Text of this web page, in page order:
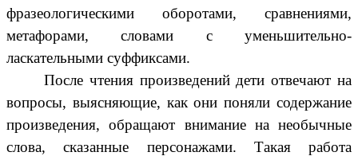
фразеологическими оборотами, сравнениями,
метафорами, словами с уменьшительно-
ласкательными суффиксами.
После чтения произведений дети отвечают на
вопросы, выясняющие, как они поняли содержание
произведения, обращают внимание на необычные
слова, сказанные персонажами. Такая работа